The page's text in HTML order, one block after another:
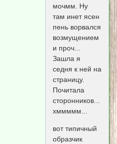
мочмм. Ну
там инет ясен
пень ворвался
возмущением
и проч...
Зашла я
седня к ней на
страницу.
Почитала
сторонников...
хммммм...
вот типичный
образчик